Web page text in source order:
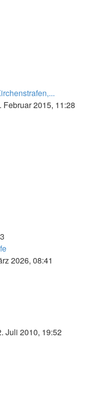
Februar 2015, 11:28
2026, 08:41
Juli 2010, 19:52